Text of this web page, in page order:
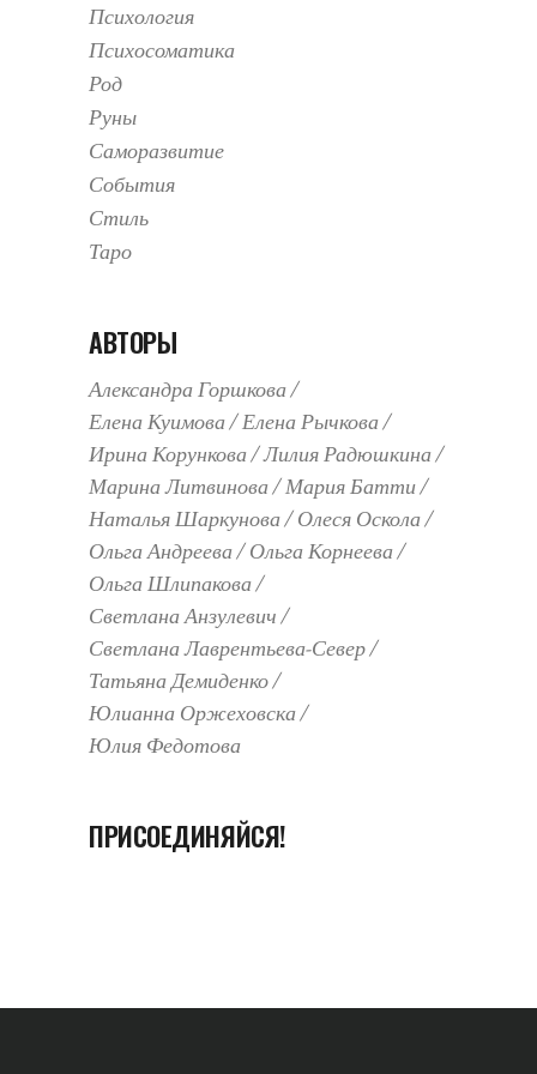
Психология
Психосоматика
Род
Руны
Саморазвитие
События
Стиль
Таро
АВТОРЫ
Александра Горшкова
Елена Куимова
Елена Рычкова
Ирина Корункова
Лилия Радюшкина
Марина Литвинова
Мария Батти
Наталья Шаркунова
Олеся Оскола
Ольга Андреева
Ольга Корнеева
Ольга Шлипакова
Светлана Анзулевич
Светлана Лаврентьева-Север
Татьяна Демиденко
Юлианна Оржеховска
Юлия Федотова
ПРИСОЕДИНЯЙСЯ!